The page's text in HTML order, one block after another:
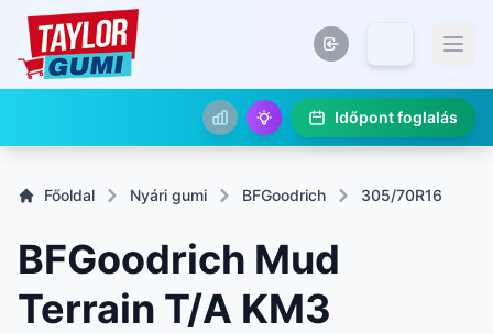
Időpont foglalás
Főoldal Nyári gumi BFGoodrich 305/70R16
BFGoodrich Mud
Terrain T/A KM3